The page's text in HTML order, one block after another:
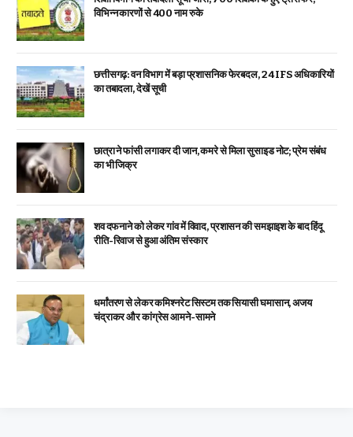
विभिन्न कारणों से 400 नाम रुके
छत्तीसगढ़: वन विभाग में बड़ा प्रशासनिक फेरबदल, 24 IFS अधिकारियों
का तबादला, देखें सूची
छात्रा ने फांसी लगाकर दी जान, कमरे से मिला सुसाइड नोट; प्रेम संबंध
का भी जिक्र
शव दफनाने को लेकर गांव में विवाद, प्रशासन की समझाइश के बाद हिंदू
रीति-रिवाज से हुआ अंतिम संस्कार
धर्मांतरण से लेकर कमिश्नरेट सिस्टम तक सियासी घमासान, अजय
चंद्राकर और कांग्रेस आमने-सामने